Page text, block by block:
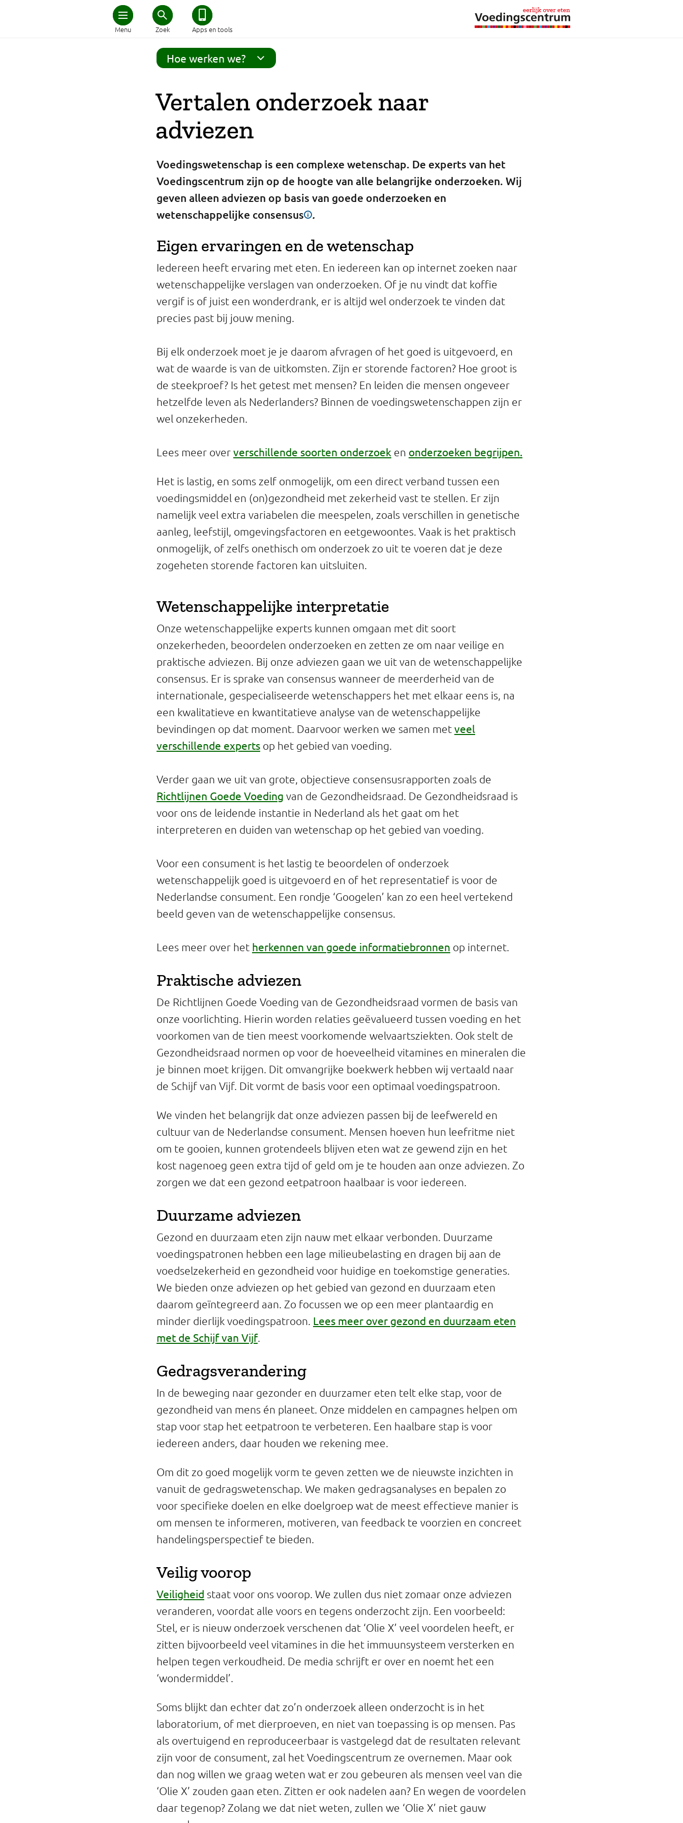
Menu Zoek Apps en tools
Home
Schijf van Vijf
Zwanger en kind
Duurzaam eten
Veilig eten
Professionals
Eetomgevingen
Hoe werken we?
Vertalen onderzoek naar
adviezen
Voedingswetenschap is een complexe wetenschap. De experts van het
Voedingscentrum zijn op de hoogte van alle belangrijke onderzoeken. Wij
geven alleen adviezen op basis van goede onderzoeken en
wetenschappelijke consensus
.
Eigen ervaringen en de wetenschap
Iedereen heeft ervaring met eten. En iedereen kan op internet zoeken naar
wetenschappelijke verslagen van onderzoeken. Of je nu vindt dat koffie
vergif is of juist een wonderdrank, er is altijd wel onderzoek te vinden dat
precies past bij jouw mening.
Bij elk onderzoek moet je je daarom afvragen of het goed is uitgevoerd, en
wat de waarde is van de uitkomsten. Zijn er storende factoren? Hoe groot is
de steekproef? Is het getest met mensen? En leiden die mensen ongeveer
hetzelfde leven als Nederlanders? Binnen de voedingswetenschappen zijn er
wel onzekerheden.
Lees meer over verschillende soorten onderzoek en onderzoeken begrijpen.
Het is lastig, en soms zelf onmogelijk, om een direct verband tussen een
voedingsmiddel en (on)gezondheid met zekerheid vast te stellen. Er zijn
namelijk veel extra variabelen die meespelen, zoals verschillen in genetische
aanleg, leefstijl, omgevingsfactoren en eetgewoontes. Vaak is het praktisch
onmogelijk, of zelfs onethisch om onderzoek zo uit te voeren dat je deze
zogeheten storende factoren kan uitsluiten.
Wetenschappelijke interpretatie
Onze wetenschappelijke experts kunnen omgaan met dit soort
onzekerheden, beoordelen onderzoeken en zetten ze om naar veilige en
praktische adviezen. Bij onze adviezen gaan we uit van de wetenschappelijke
consensus. Er is sprake van consensus wanneer de meerderheid van de
internationale, gespecialiseerde wetenschappers het met elkaar eens is, na
een kwalitatieve en kwantitatieve analyse van de wetenschappelijke
bevindingen op dat moment. Daarvoor werken we samen met veel
verschillende experts op het gebied van voeding.
Verder gaan we uit van grote, objectieve consensusrapporten zoals de
Richtlijnen Goede Voeding van de Gezondheidsraad. De Gezondheidsraad is
voor ons de leidende instantie in Nederland als het gaat om het
interpreteren en duiden van wetenschap op het gebied van voeding.
Voor een consument is het lastig te beoordelen of onderzoek
wetenschappelijk goed is uitgevoerd en of het representatief is voor de
Nederlandse consument. Een rondje ‘Googelen’ kan zo een heel vertekend
beeld geven van de wetenschappelijke consensus.
Lees meer over het herkennen van goede informatiebronnen op internet.
Praktische adviezen
De Richtlijnen Goede Voeding van de Gezondheidsraad vormen de basis van
onze voorlichting. Hierin worden relaties geëvalueerd tussen voeding en het
voorkomen van de tien meest voorkomende welvaartsziekten. Ook stelt de
Gezondheidsraad normen op voor de hoeveelheid vitamines en mineralen die
je binnen moet krijgen. Dit omvangrijke boekwerk hebben wij vertaald naar
de Schijf van Vijf. Dit vormt de basis voor een optimaal voedingspatroon.
We vinden het belangrijk dat onze adviezen passen bij de leefwereld en
cultuur van de Nederlandse consument. Mensen hoeven hun leefritme niet
om te gooien, kunnen grotendeels blijven eten wat ze gewend zijn en het
kost nagenoeg geen extra tijd of geld om je te houden aan onze adviezen. Zo
zorgen we dat een gezond eetpatroon haalbaar is voor iedereen.
Duurzame adviezen
Gezond en duurzaam eten zijn nauw met elkaar verbonden. Duurzame
voedingspatronen hebben een lage milieubelasting en dragen bij aan de
voedselzekerheid en gezondheid voor huidige en toekomstige generaties.
We bieden onze adviezen op het gebied van gezond en duurzaam eten
daarom geïntegreerd aan. Zo focussen we op een meer plantaardig en
minder dierlijk voedingspatroon. Lees meer over gezond en duurzaam eten
met de Schijf van Vijf.
Gedragsverandering
In de beweging naar gezonder en duurzamer eten telt elke stap, voor de
gezondheid van mens én planeet. Onze middelen en campagnes helpen om
stap voor stap het eetpatroon te verbeteren. Een haalbare stap is voor
iedereen anders, daar houden we rekening mee.
Om dit zo goed mogelijk vorm te geven zetten we de nieuwste inzichten in
vanuit de gedragswetenschap. We maken gedragsanalyses en bepalen zo
voor specifieke doelen en elke doelgroep wat de meest effectieve manier is
om mensen te informeren, motiveren, van feedback te voorzien en concreet
handelingsperspectief te bieden.
Veilig voorop
Veiligheid staat voor ons voorop. We zullen dus niet zomaar onze adviezen
veranderen, voordat alle voors en tegens onderzocht zijn. Een voorbeeld:
Stel, er is nieuw onderzoek verschenen dat ‘Olie X’ veel voordelen heeft, er
zitten bijvoorbeeld veel vitamines in die het immuunsysteem versterken en
helpen tegen verkoudheid. De media schrijft er over en noemt het een
‘wondermiddel’.
Soms blijkt dan echter dat zo’n onderzoek alleen onderzocht is in het
laboratorium, of met dierproeven, en niet van toepassing is op mensen. Pas
als overtuigend en reproduceerbaar is vastgelegd dat de resultaten relevant
zijn voor de consument, zal het Voedingscentrum ze overnemen. Maar ook
dan nog willen we graag weten wat er zou gebeuren als mensen veel van die
‘Olie X’ zouden gaan eten. Zitten er ook nadelen aan? En wegen de voordelen
daar tegenop? Zolang we dat niet weten, zullen we ‘Olie X’ niet gauw